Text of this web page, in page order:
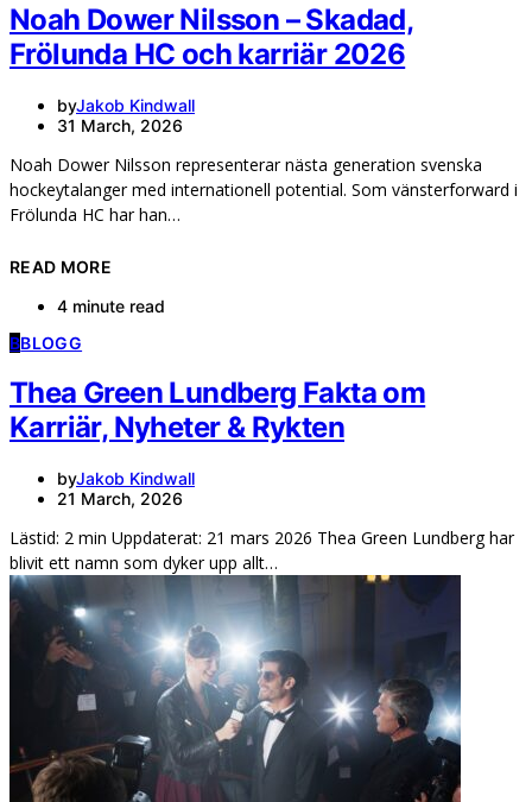
Noah Dower Nilsson – Skadad,
Frölunda HC och karriär 2026
byJakob Kindwall
31 March, 2026
Noah Dower Nilsson representerar nästa generation svenska
hockeytalanger med internationell potential. Som vänsterforward i
Frölunda HC har han…
READ MORE
4 minute read
BBLOGG
Thea Green Lundberg Fakta om
Karriär, Nyheter & Rykten
byJakob Kindwall
21 March, 2026
Lästid: 2 min Uppdaterat: 21 mars 2026 Thea Green Lundberg har
blivit ett namn som dyker upp allt…